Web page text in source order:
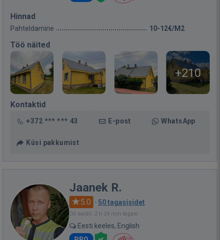
Hinnad
Pahteldamine 10-12€/M2
Töö näited
+210
Kontaktid
+372 *** *** 43 E-post WhatsApp
Küsi pakkumist
Jaanek R.
5.0 · 50 tagasisidet
Oli saidil: 2 h 24 min tagasi
Eesti keeles, English